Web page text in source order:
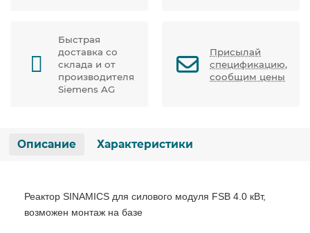
Быстрая
доставка со
склада и от
производителя
Siemens AG
Присылай
спецификацию,
сообщим цены
Описание Характеристики
Реактор SINAMICS для силового модуля FSB 4.0 кВт,
возможен монтаж на базе